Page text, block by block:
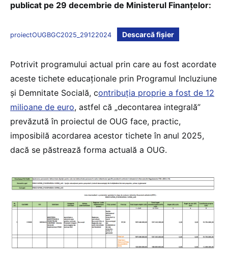
publicat pe 29 decembrie de Ministerul Finanțelor:
proiectOUGBGC2025_29122024 Descarcă fișier
Potrivit programului actual prin care au fost acordate
aceste tichete educaționale prin Programul Incluziune
și Demnitate Socială, contribuția proprie a fost de 12
milioane de euro, astfel că „decontarea integrală”
prevăzută în proiectul de OUG face, practic,
imposibilă acordarea acestor tichete în anul 2025,
dacă se păstrează forma actuală a OUG.